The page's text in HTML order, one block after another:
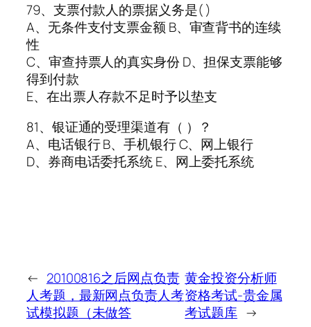
79、支票付款人的票据义务是( )
A、无条件支付支票金额 B、审查背书的连续
性
C、审查持票人的真实身份 D、担保支票能够
得到付款
E、在出票人存款不足时予以垫支
81、银证通的受理渠道有（ ）？
A、电话银行 B、手机银行 C、网上银行
D、券商电话委托系统 E、网上委托系统
← 20100816之后网点负责
人考题，最新网点负责人考
试模拟题（未做答
黄金投资分析师
资格考试-贵金属
考试题库 →